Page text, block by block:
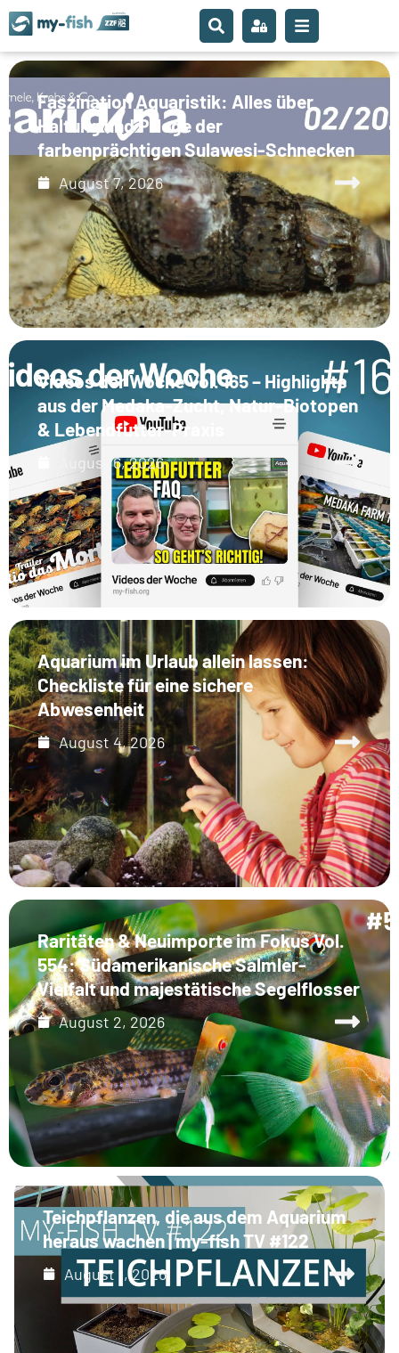
Faszination Aquaristik: Alles über
Haltung und Pflege der
farbenprächtigen Sulawesi-Schnecken
August 7, 2026
Videos der Woche Vol. 165 – Highlights
aus der Medaka-Zucht, Natur-Biotopen
& Lebendfutter-Praxis
August 6, 2026
Aquarium im Urlaub allein lassen:
Checkliste für eine sichere
Abwesenheit
August 4, 2026
Raritäten & Neuimporte im Fokus Vol.
554: Südamerikanische Salmler-
Vielfalt und majestätische Segelflosser
August 2, 2026
Teichpflanzen, die aus dem Aquarium
heraus wachen | my-fish TV #122
August 1, 2026